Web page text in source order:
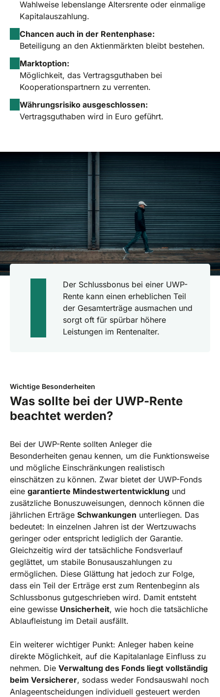
Wahlweise lebenslange Altersrente oder einmalige
Kapitalauszahlung.
Chancen auch in der Rentenphase:
Beteiligung an den Aktienmärkten bleibt bestehen.
Marktoption:
Möglichkeit, das Vertragsguthaben bei
Kooperationspartnern zu verrenten.
Währungsrisiko ausgeschlossen:
Vertragsguthaben wird in Euro geführt.
Der Schlussbonus bei einer UWP-
Rente kann einen erheblichen Teil
der Gesamterträge ausmachen und
sorgt oft für spürbar höhere
Leistungen im Rentenalter.
Wichtige Besonderheiten
Was sollte bei der UWP-Rente
beachtet werden?
Bei der UWP-Rente sollten Anleger die
Besonderheiten genau kennen, um die Funktionsweise
und mögliche Einschränkungen realistisch
einschätzen zu können. Zwar bietet der UWP-Fonds
eine garantierte Mindestwertentwicklung und
zusätzliche Bonuszuweisungen, dennoch können die
jährlichen Erträge Schwankungen unterliegen. Das
bedeutet: In einzelnen Jahren ist der Wertzuwachs
geringer oder entspricht lediglich der Garantie.
Gleichzeitig wird der tatsächliche Fondsverlauf
geglättet, um stabile Bonusauszahlungen zu
ermöglichen. Diese Glättung hat jedoch zur Folge,
dass ein Teil der Erträge erst zum Rentenbeginn als
Schlussbonus gutgeschrieben wird. Damit entsteht
eine gewisse Unsicherheit, wie hoch die tatsächliche
Ablaufleistung im Detail ausfällt.
Ein weiterer wichtiger Punkt: Anleger haben keine
direkte Möglichkeit, auf die Kapitalanlage Einfluss zu
nehmen. Die Verwaltung des Fonds liegt vollständig
beim Versicherer, sodass weder Fondsauswahl noch
Anlageentscheidungen individuell gesteuert werden